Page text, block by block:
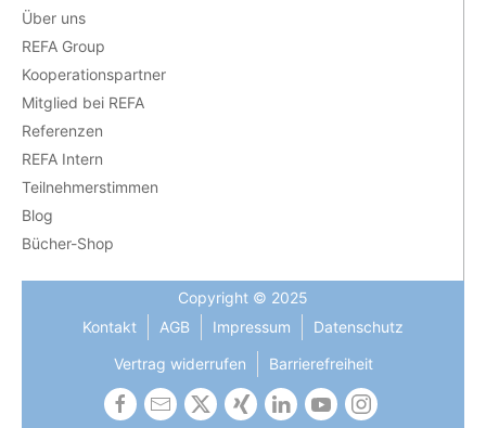
Über uns
REFA Group
Kooperationspartner
Mitglied bei REFA
Referenzen
REFA Intern
Teilnehmerstimmen
Blog
Bücher-Shop
Copyright © 2025
Kontakt
AGB Impressum
Datenschutz
Vertrag widerrufen
Barrierefreiheit